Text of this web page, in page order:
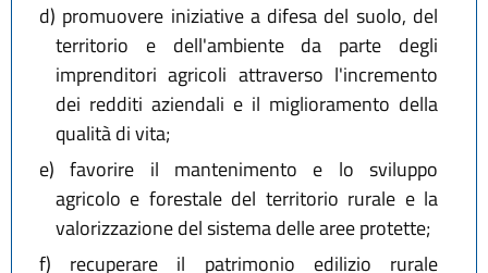
d) promuovere iniziative a difesa del suolo, del
territorio e dell'ambiente da parte degli
imprenditori agricoli attraverso l'incremento
dei redditi aziendali e il miglioramento della
qualità di vita;
e) favorire il mantenimento e lo sviluppo
agricolo e forestale del territorio rurale e la
valorizzazione del sistema delle aree protette;
f) recuperare il patrimonio edilizio rurale